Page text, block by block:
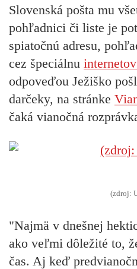
Slovenská pošta mu
pohľadnici či liste je
spiatočnú adresu,
cez špeciálnu
odpoveďou Ježiško
darčeky, na stránke
čaká vianočná
(zdroj:
"Najmä v dnešnej
ako veľmi dôležité to,
čas. Aj keď